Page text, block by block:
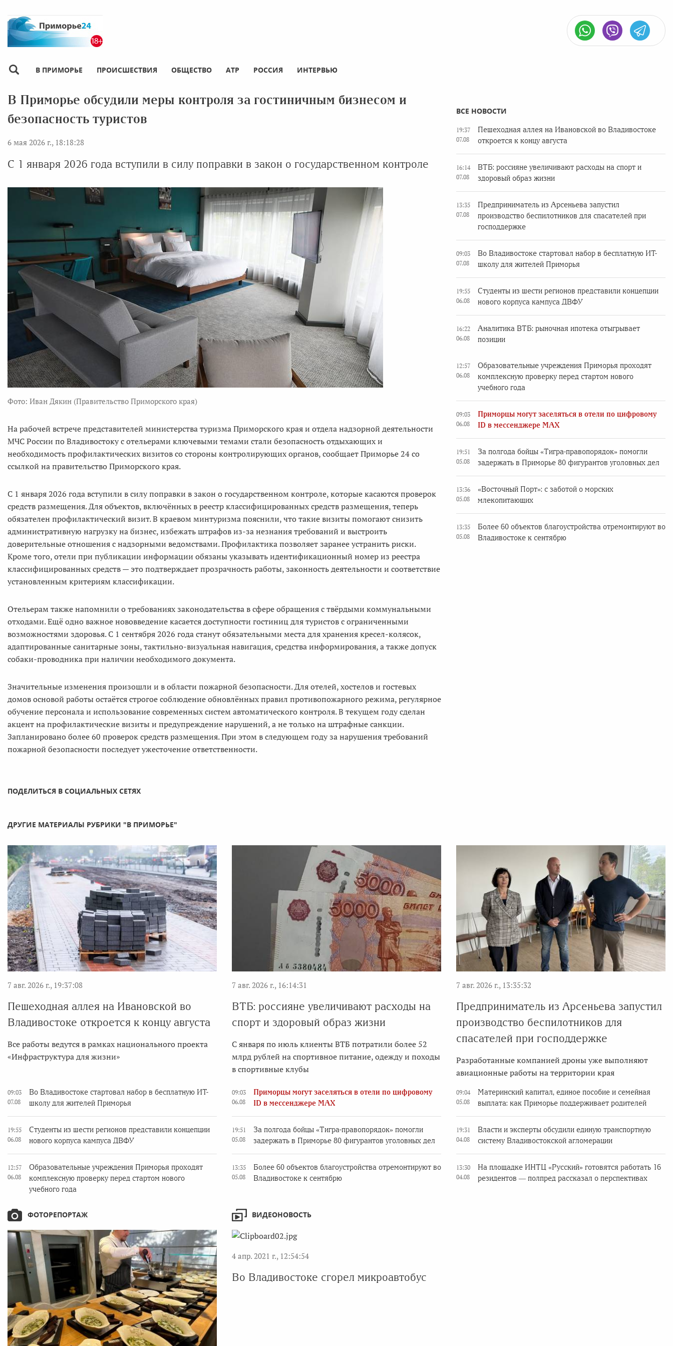
В ПРИМОРЬЕ ПРОИСШЕСТВИЯ ОБЩЕСТВО АТР РОССИЯ ИНТЕРВЬЮ
В Приморье обсудили меры контроля за гостиничным бизнесом и
безопасность туристов
6 мая 2026 г., 18:18:28
С 1 января 2026 года вступили в силу поправки в закон о государственном контроле
Фото: Иван Дякин (Правительство Приморского края)
На рабочей встрече представителей министерства туризма Приморского края и отдела надзорной деятельности
МЧС России по Владивостоку с отельерами ключевыми темами стали безопасность отдыхающих и
необходимость профилактических визитов со стороны контролирующих органов, сообщает Приморье 24 со
ссылкой на правительство Приморского края.
С 1 января 2026 года вступили в силу поправки в закон о государственном контроле, которые касаются проверок
средств размещения. Для объектов, включённых в реестр классифицированных средств размещения, теперь
обязателен профилактический визит. В краевом минтуризма пояснили, что такие визиты помогают снизить
административную нагрузку на бизнес, избежать штрафов из-за незнания требований и выстроить
доверительные отношения с надзорными ведомствами. Профилактика позволяет заранее устранить риски.
Кроме того, отели при публикации информации обязаны указывать идентификационный номер из реестра
классифицированных средств — это подтверждает прозрачность работы, законность деятельности и соответствие
установленным критериям классификации.
Отельерам также напомнили о требованиях законодательства в сфере обращения с твёрдыми коммунальными
отходами. Ещё одно важное нововведение касается доступности гостиниц для туристов с ограниченными
возможностями здоровья. С 1 сентября 2026 года станут обязательными места для хранения кресел-колясок,
адаптированные санитарные зоны, тактильно-визуальная навигация, средства информирования, а также допуск
собаки-проводника при наличии необходимого документа.
Значительные изменения произошли и в области пожарной безопасности. Для отелей, хостелов и гостевых
домов основой работы остаётся строгое соблюдение обновлённых правил противопожарного режима, регулярное
обучение персонала и использование современных систем автоматического контроля. В текущем году сделан
акцент на профилактические визиты и предупреждение нарушений, а не только на штрафные санкции.
Запланировано более 60 проверок средств размещения. При этом в следующем году за нарушения требований
пожарной безопасности последует ужесточение ответственности.
ПОДЕЛИТЬСЯ В СОЦИАЛЬНЫХ СЕТЯХ
ВСЕ НОВОСТИ
19:37
07.08
Пешеходная аллея на Ивановской во Владивостоке
откроется к концу августа
16:14
07.08
ВТБ: россияне увеличивают расходы на спорт и
здоровый образ жизни
13:35
07.08
Предприниматель из Арсеньева запустил
производство беспилотников для спасателей при
господдержке
09:03
07.08
Во Владивостоке стартовал набор в бесплатную ИТ-
школу для жителей Приморья
19:55
06.08
Студенты из шести регионов представили концепции
нового корпуса кампуса ДВФУ
16:22
06.08
Аналитика ВТБ: рыночная ипотека отыгрывает
позиции
12:57
06.08
Образовательные учреждения Приморья проходят
комплексную проверку перед стартом нового
учебного года
09:03
06.08
Приморцы могут заселяться в отели по цифровому
ID в мессенджере MAX
19:51
05.08
За полгода бойцы «Тигра-правопорядок» помогли
задержать в Приморье 80 фигурантов уголовных дел
13:36
05.08
«Восточный Порт»: с заботой о морских
млекопитающих
13:35
05.08
Более 60 объектов благоустройства отремонтируют во
Владивостоке к сентябрю
ДРУГИЕ МАТЕРИАЛЫ РУБРИКИ "В ПРИМОРЬЕ"
7 авг. 2026 г., 19:37:08
Пешеходная аллея на Ивановской во
Владивостоке откроется к концу августа
Все работы ведутся в рамках национального проекта
«Инфраструктура для жизни»
7 авг. 2026 г., 16:14:31
ВТБ: россияне увеличивают расходы на
спорт и здоровый образ жизни
С января по июль клиенты ВТБ потратили более 52
млрд рублей на спортивное питание, одежду и походы
в спортивные клубы
7 авг. 2026 г., 13:35:32
Предприниматель из Арсеньева запустил
производство беспилотников для
спасателей при господдержке
Разработанные компанией дроны уже выполняют
авиационные работы на территории края
09:03
07.08
Во Владивостоке стартовал набор в бесплатную ИТ-
школу для жителей Приморья
19:55
06.08
Студенты из шести регионов представили концепции
нового корпуса кампуса ДВФУ
12:57
06.08
Образовательные учреждения Приморья проходят
комплексную проверку перед стартом нового
учебного года
09:03
06.08
Приморцы могут заселяться в отели по цифровому
ID в мессенджере MAX
19:51
05.08
За полгода бойцы «Тигра-правопорядок» помогли
задержать в Приморье 80 фигурантов уголовных дел
13:35
05.08
Более 60 объектов благоустройства отремонтируют во
Владивостоке к сентябрю
09:04
05.08
Материнский капитал, единое пособие и семейная
выплата: как Приморье поддерживает родителей
19:31
04.08
Власти и эксперты обсудили единую транспортную
систему Владивостокской агломерации
13:30
04.08
На площадке ИНТЦ «Русский» готовятся работать 16
резидентов — полпред рассказал о перспективах
ФОТОРЕПОРТАЖ ВИДЕОНОВОСТЬ
4 апр. 2021 г., 12:54:54
Во Владивостоке сгорел микроавтобус